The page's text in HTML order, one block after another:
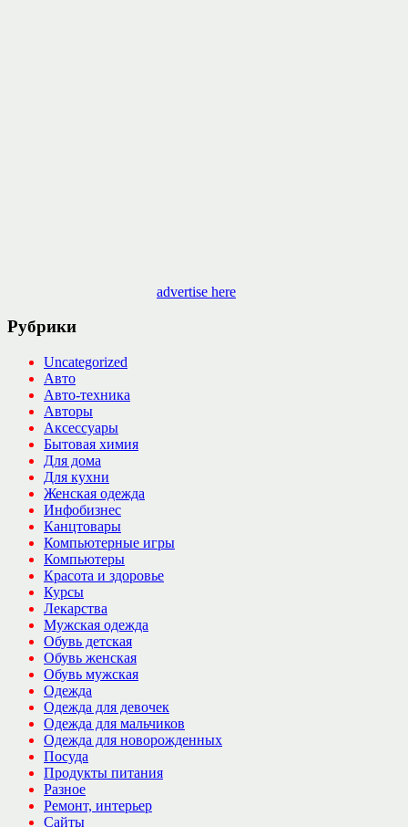
advertise here
Рубрики
Uncategorized
Авто
Авто-техника
Авторы
Аксессуары
Бытовая химия
Для дома
Для кухни
Женская одежда
Инфобизнес
Канцтовары
Компьютерные игры
Компьютеры
Красота и здоровье
Курсы
Лекарства
Мужская одежда
Обувь детская
Обувь женская
Обувь мужская
Одежда
Одежда для девочек
Одежда для мальчиков
Одежда для новорожденных
Посуда
Продукты питания
Разное
Ремонт, интерьер
Сайты